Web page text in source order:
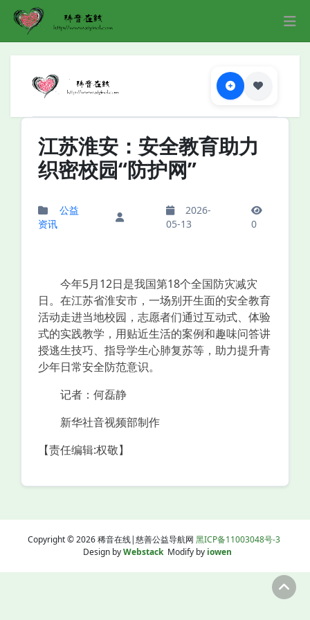
江苏淮安：安全教育助力
织密校园“防护网”
公益
资讯
2026-
05-13
0
今年5月12日是我国第18个全国防灾减灾
日。在江苏省淮安市，一场别开生面的安全教育
活动走进当地校园，志愿者们通过互动式、体验
式的实践教学，用贴近生活的案例和趣味问答讲
授逃生技巧、指导学生心肺复苏等，助力提升青
少年日常安全防范意识。
记者：何磊静
新华社音视频部制作
【责任编辑:权敬】
Copyright © 2026 稀音在线|慈善公益导航网 黑ICP备11003048号-3
Design byWebstackModify by iowen